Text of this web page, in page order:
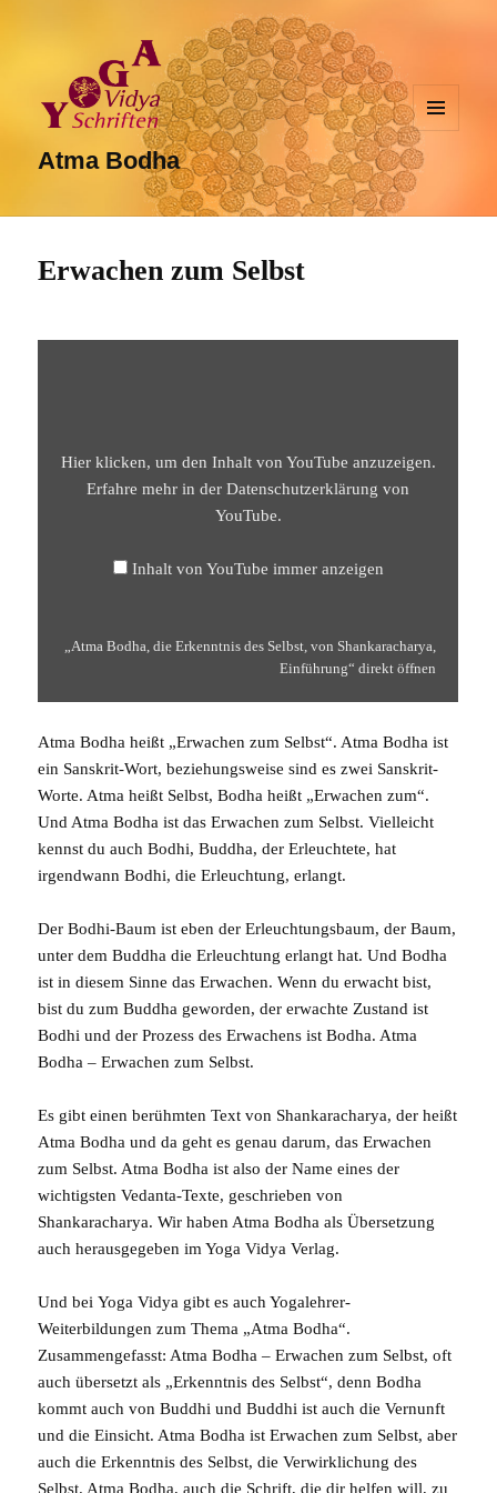
Atma Bodha
MENÜ
UND
WIDGETS
Erwachen zum Selbst
SHANKARACHARYA,
EINFÜHRUNG“
Hier klicken, um den Inhalt von YouTube anzuzeigen.
Erfahre mehr in derDatenschutzerklärung von
YouTube.
Inhalt von YouTube immer anzeigen
„Atma Bodha, die Erkenntnis des Selbst, von Shankaracharya,
Einführung“ direkt öffnen
Atma Bodha heißt „Erwachen zum Selbst“. Atma Bodha ist
ein Sanskrit-Wort, beziehungsweise sind es zwei Sanskrit-
Worte.Atma heißt Selbst,Bodha heißt „Erwachen zum“.
Und Atma Bodha ist das Erwachen zum Selbst. Vielleicht
kennst du auchBodhi,Buddha, der Erleuchtete, hat
irgendwann Bodhi, die Erleuchtung, erlangt.
Der Bodhi-Baum ist eben der Erleuchtungsbaum, der Baum,
unter dem Buddha die Erleuchtung erlangt hat. Und Bodha
ist in diesem Sinne das Erwachen. Wenn du erwacht bist,
bist du zum Buddha geworden, der erwachte Zustand ist
Bodhi und der Prozess des Erwachens ist Bodha. Atma
Bodha – Erwachen zum Selbst.
Es gibt einen berühmten Text von Shankaracharya, der heißt
Atma Bodha und da geht es genau darum, das Erwachen
zum Selbst. Atma Bodha ist also der Name eines der
wichtigstenVedanta-Texte, geschrieben von
Shankaracharya. Wir haben Atma Bodha als Übersetzung
auch herausgegeben imYoga Vidya Verlag.
Und beiYoga Vidya gibt es auchYogalehrer-
Weiterbildungen zum Thema „Atma Bodha“.
Zusammengefasst: Atma Bodha – Erwachen zum Selbst, oft
auch übersetzt als „Erkenntnis des Selbst“, denn Bodha
kommt auch vonBuddhi und Buddhi ist auch die Vernunft
und die Einsicht. Atma Bodha ist Erwachen zum Selbst, aber
auch die Erkenntnis des Selbst, die Verwirklichung des
Selbst. Atma Bodha, auch die Schrift, die dir helfen will, zu